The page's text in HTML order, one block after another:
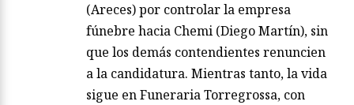
(Areces) por controlar la empresa
fúnebre hacia Chemi (Diego Martín), sin
que los demás contendientes renuncien
a la candidatura. Mientras tanto, la vida
sigue en Funeraria Torregrossa, con